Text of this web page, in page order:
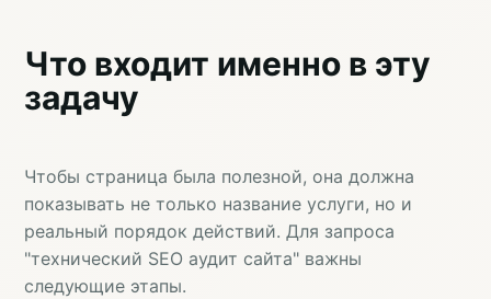
Что входит именно в эту
задачу
Чтобы страница была полезной, она должна
показывать не только название услуги, но и
реальный порядок действий. Для запроса
"технический SEO аудит сайта" важны
следующие этапы.